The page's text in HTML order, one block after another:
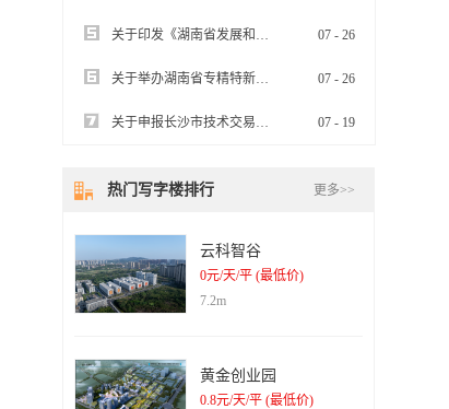
关于印发《湖南省发展和改革委员会落实2024年省政府大抓落实工作激励措施二十条实施方案》的通知 07 - 26
关于举办湖南省专精特新中小企业“一月一链”投融资对接会（生物医药、绿色食品等特色优势产业专场）的通知 07 - 26
关于申报长沙市技术交易补贴的通知 07 - 19
热门写字楼排行 更多>>
云科智谷
0元/天/平 (最低价)
7.2m
黄金创业园
0.8元/天/平 (最低价)